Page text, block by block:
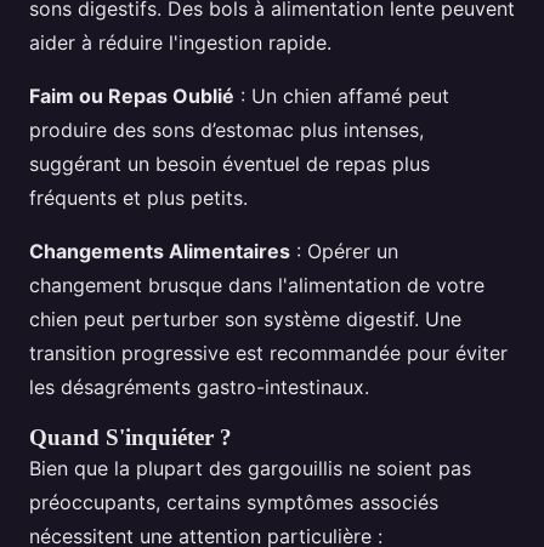
sons digestifs. Des bols à alimentation lente peuvent
aider à réduire l'ingestion rapide.
Faim ou Repas Oublié : Un chien affamé peut
produire des sons d’estomac plus intenses,
suggérant un besoin éventuel de repas plus
fréquents et plus petits.
Changements Alimentaires : Opérer un
changement brusque dans l'alimentation de votre
chien peut perturber son système digestif. Une
transition progressive est recommandée pour éviter
les désagréments gastro-intestinaux.
Quand S'inquiéter ?
Bien que la plupart des gargouillis ne soient pas
préoccupants, certains symptômes associés
nécessitent une attention particulière :